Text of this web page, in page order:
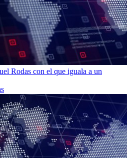
Rodas con el que iguala a un